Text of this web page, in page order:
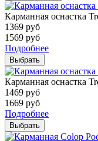
Карманная оснастка
1369 руб
1569 руб
Подробнее
Выбрать
Карманная оснастка
1469 руб
1669 руб
Подробнее
Выбрать